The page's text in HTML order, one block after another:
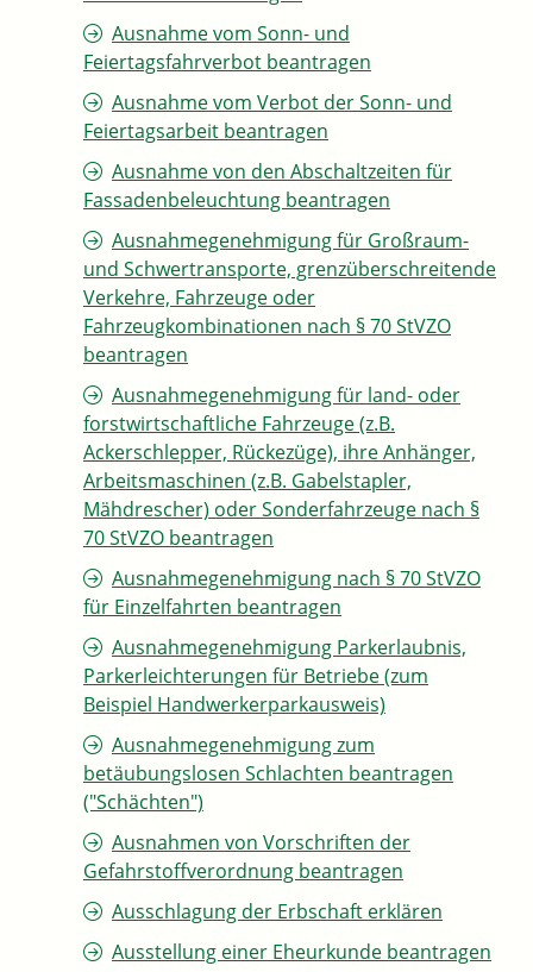
Ausnahme vom Sonn- und
Feiertagsfahrverbot beantragen
Ausnahme vom Verbot der Sonn- und
Feiertagsarbeit beantragen
Ausnahme von den Abschaltzeiten für
Fassadenbeleuchtung beantragen
Ausnahmegenehmigung für Großraum-
und Schwertransporte, grenzüberschreitende
Verkehre, Fahrzeuge oder
Fahrzeugkombinationen nach § 70 StVZO
beantragen
Ausnahmegenehmigung für land- oder
forstwirtschaftliche Fahrzeuge (z.B.
Ackerschlepper, Rückezüge), ihre Anhänger,
Arbeitsmaschinen (z.B. Gabelstapler,
Mähdrescher) oder Sonderfahrzeuge nach §
70 StVZO beantragen
Ausnahmegenehmigung nach § 70 StVZO
für Einzelfahrten beantragen
Ausnahmegenehmigung Parkerlaubnis,
Parkerleichterungen für Betriebe (zum
Beispiel Handwerkerparkausweis)
Ausnahmegenehmigung zum
betäubungslosen Schlachten beantragen
("Schächten")
Ausnahmen von Vorschriften der
Gefahrstoffverordnung beantragen
Ausschlagung der Erbschaft erklären
Ausstellung einer Eheurkunde beantragen